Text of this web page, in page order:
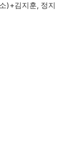
)+김지훈, 정지